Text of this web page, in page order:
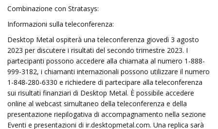
Combinazione con Stratasys:
Informazioni sulla teleconferenza:
Desktop Metal ospiterà una teleconferenza giovedì 3 agosto
2023 per discutere i risultati del secondo trimestre 2023. I
partecipanti possono accedere alla chiamata al numero 1-888-
999-3182, i chiamanti internazionali possono utilizzare il numero
1-848-280-6330 e richiedere di partecipare alla teleconferenza
sui risultati finanziari di Desktop Metal. È possibile accedere
online al webcast simultaneo della teleconferenza e della
presentazione riepilogativa di accompagnamento nella sezione
Eventi e presentazioni di ir.desktopmetal.com. Una replica sarà